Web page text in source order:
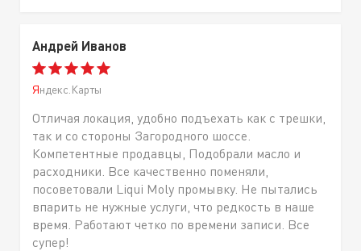
Андрей Иванов
Яндекс.Карты
Отличая локация, удобно подъехать как с трешки,
так и со стороны Загородного шоссе.
Компетентные продавцы, Подобрали масло и
расходники. Все качественно поменяли,
посоветовали Liqui Moly промывку. Не пытались
впарить не нужные услуги, что редкость в наше
время. Работают четко по времени записи. Все
супер!